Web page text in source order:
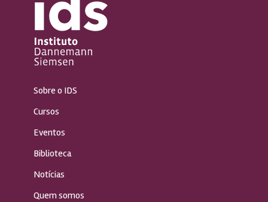
Sobre o IDS
Cursos
Eventos
Biblioteca
Notícias
Quem somos